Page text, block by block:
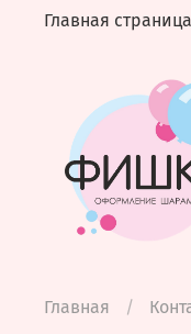
Главная страница
Главная